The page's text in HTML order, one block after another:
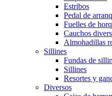
Estribos
Pedal de
Fuelles de
Cauchos
Almohadillas
Sillines
Fundas de
Sillines
Resortes y
Diversos